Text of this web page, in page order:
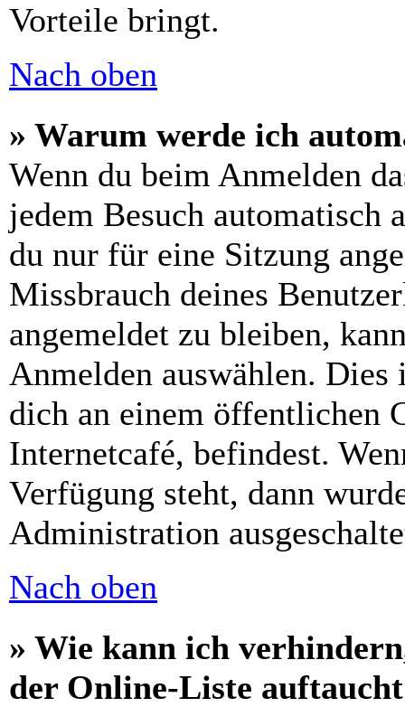
Vorteile bringt.
Nach oben
» Warum werde ich
Wenn du beim Anmelden
jedem Besuch automatisch
du nur für eine Sitzung
Missbrauch deines
angemeldet zu bleiben,
Anmelden auswählen.
dich an einem öffentlichen
Internetcafé, befindest.
Verfügung steht, dann
Administration
Nach oben
» Wie kann ich
der Online-Liste